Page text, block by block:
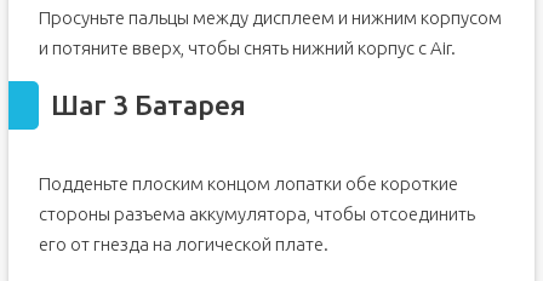
Просуньте пальцы между дисплеем и нижним корпусом
и потяните вверх, чтобы снять нижний корпус с Air.
Шаг 3 Батарея
Подденьте плоским концом лопатки обе короткие
стороны разъема аккумулятора, чтобы отсоединить
его от гнезда на логической плате.